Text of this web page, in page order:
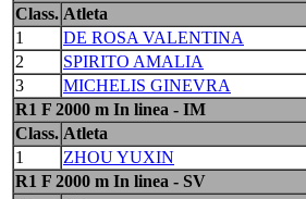
Class. Atleta
1
DE ROSA VALENTINA
2
SPIRITO AMALIA
3
MICHELIS GINEVRA
R1 F 2000 m In linea - IM
Class. Atleta
1
ZHOU YUXIN
R1 F 2000 m In linea - SV